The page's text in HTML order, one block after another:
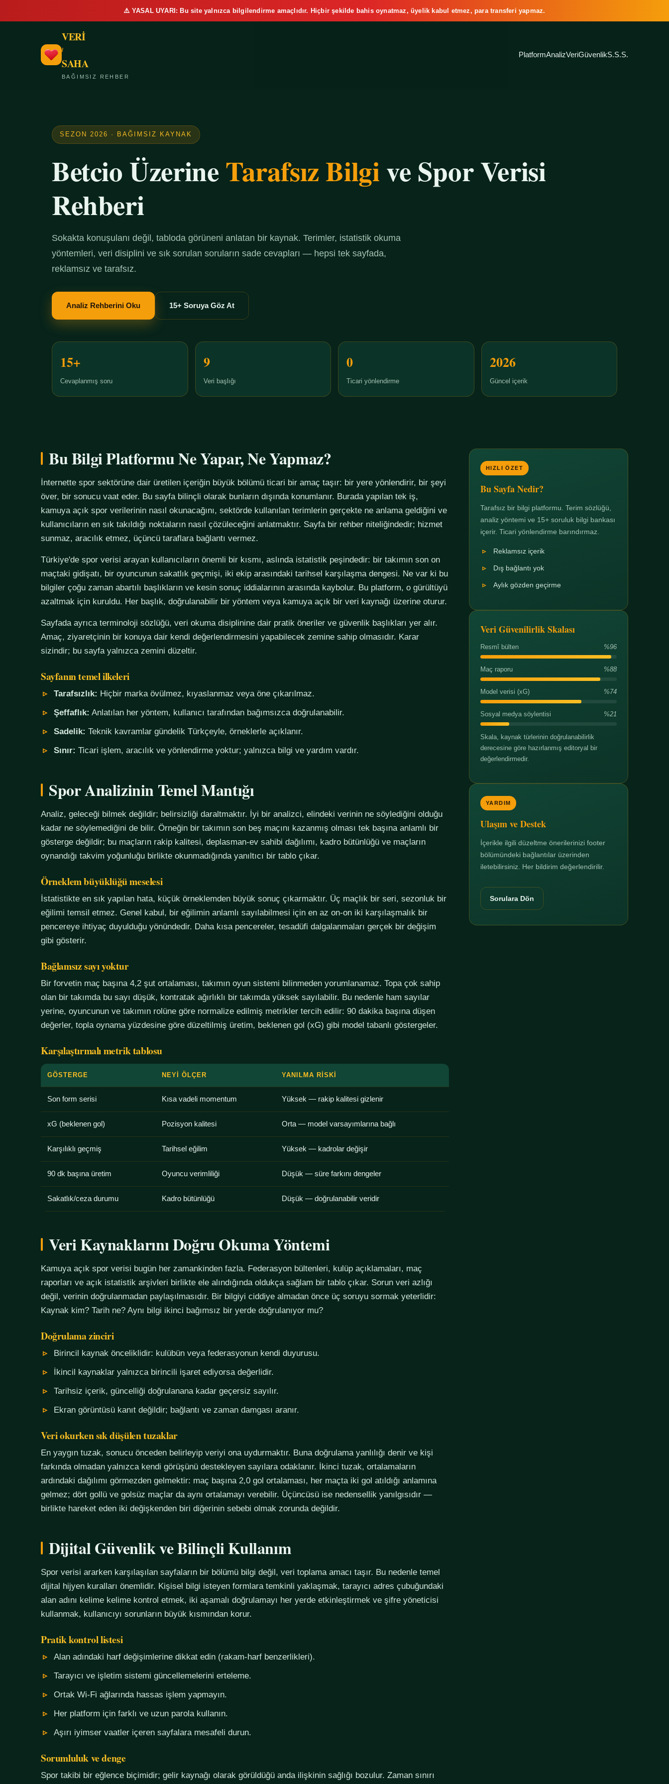
⚠️ YASAL UYARI: Bu site yalnızca bilgilendirme amaçlıdır. Hiçbir şekilde bahis oynatmaz, üyelik kabul etmez, para transferi yapmaz.
VERİ
/
SAHA
BAĞIMSIZ REHBER
PlatformAnalizVeriGüvenlikS.S.S.
SEZON 2026 · BAĞIMSIZ KAYNAK
Betcio ÜzerineTarafsız Bilgive Spor Verisi
Rehberi
Sokakta konuşulanı değil, tabloda görüneni anlatan bir kaynak. Terimler, istatistik okuma
yöntemleri, veri disiplini ve sık sorulan soruların sade cevapları — hepsi tek sayfada,
reklamsız ve tarafsız.
Analiz Rehberini Oku 15+ Soruya Göz At
15+
Cevaplanmış soru
9
Veri başlığı
0
Ticari yönlendirme
2026
Güncel içerik
Bu Bilgi Platformu Ne Yapar, Ne Yapmaz?
İnternette spor sektörüne dair üretilen içeriğin büyük bölümü ticari bir amaç taşır: bir yere yönlendirir, bir şeyi
över, bir sonucu vaat eder. Bu sayfa bilinçli olarak bunların dışında konumlanır. Burada yapılan tek iş,
kamuya açık spor verilerinin nasıl okunacağını, sektörde kullanılan terimlerin gerçekte ne anlama geldiğini ve
kullanıcıların en sık takıldığı noktaların nasıl çözüleceğini anlatmaktır. Sayfa bir rehber niteliğindedir; hizmet
sunmaz, aracılık etmez, üçüncü taraflara bağlantı vermez.
Türkiye'de spor verisi arayan kullanıcıların önemli bir kısmı, aslında istatistik peşindedir: bir takımın son on
maçtaki gidişatı, bir oyuncunun sakatlık geçmişi, iki ekip arasındaki tarihsel karşılaşma dengesi. Ne var ki bu
bilgiler çoğu zaman abartılı başlıkların ve kesin sonuç iddialarının arasında kaybolur. Bu platform, o gürültüyü
azaltmak için kuruldu. Her başlık, doğrulanabilir bir yöntem veya kamuya açık bir veri kaynağı üzerine oturur.
Sayfada ayrıca terminoloji sözlüğü, veri okuma disiplinine dair pratik öneriler ve güvenlik başlıkları yer alır.
Amaç, ziyaretçinin bir konuya dair kendi değerlendirmesini yapabilecek zemine sahip olmasıdır. Karar
sizindir; bu sayfa yalnızca zemini düzeltir.
Sayfanın temel ilkeleri
Tarafsızlık: Hiçbir marka övülmez, kıyaslanmaz veya öne çıkarılmaz.
Şeffaflık: Anlatılan her yöntem, kullanıcı tarafından bağımsızca doğrulanabilir.
Sadelik: Teknik kavramlar gündelik Türkçeyle, örneklerle açıklanır.
Sınır: Ticari işlem, aracılık ve yönlendirme yoktur; yalnızca bilgi ve yardım vardır.
Spor Analizinin Temel Mantığı
Analiz, geleceği bilmek değildir; belirsizliği daraltmaktır. İyi bir analizci, elindeki verinin ne söylediğini olduğu
kadar ne söylemediğini de bilir. Örneğin bir takımın son beş maçını kazanmış olması tek başına anlamlı bir
gösterge değildir; bu maçların rakip kalitesi, deplasman-ev sahibi dağılımı, kadro bütünlüğü ve maçların
oynandığı takvim yoğunluğu birlikte okunmadığında yanıltıcı bir tablo çıkar.
Örneklem büyüklüğü meselesi
İstatistikte en sık yapılan hata, küçük örneklemden büyük sonuç çıkarmaktır. Üç maçlık bir seri, sezonluk bir
eğilimi temsil etmez. Genel kabul, bir eğilimin anlamlı sayılabilmesi için en az on-on iki karşılaşmalık bir
pencereye ihtiyaç duyulduğu yönündedir. Daha kısa pencereler, tesadüfi dalgalanmaları gerçek bir değişim
gibi gösterir.
Bağlamsız sayı yoktur
Bir forvetin maç başına 4,2 şut ortalaması, takımın oyun sistemi bilinmeden yorumlanamaz. Topa çok sahip
olan bir takımda bu sayı düşük, kontratak ağırlıklı bir takımda yüksek sayılabilir. Bu nedenle ham sayılar
yerine, oyuncunun ve takımın rolüne göre normalize edilmiş metrikler tercih edilir: 90 dakika başına düşen
değerler, topla oynama yüzdesine göre düzeltilmiş üretim, beklenen gol (xG) gibi model tabanlı göstergeler.
Karşılaştırmalı metrik tablosu
GÖSTERGE NEYI ÖLÇER YANILMA RISKI
Son form serisi Kısa vadeli momentum Yüksek — rakip kalitesi gizlenir
xG (beklenen gol) Pozisyon kalitesi Orta — model varsayımlarına bağlı
Karşılıklı geçmiş Tarihsel eğilim Yüksek — kadrolar değişir
90 dk başına üretim Oyuncu verimliliği Düşük — süre farkını dengeler
Sakatlık/ceza durumu Kadro bütünlüğü Düşük — doğrulanabilir veridir
Veri Kaynaklarını Doğru Okuma Yöntemi
Kamuya açık spor verisi bugün her zamankinden fazla. Federasyon bültenleri, kulüp açıklamaları, maç
raporları ve açık istatistik arşivleri birlikte ele alındığında oldukça sağlam bir tablo çıkar. Sorun veri azlığı
değil, verinin doğrulanmadan paylaşılmasıdır. Bir bilgiyi ciddiye almadan önce üç soruyu sormak yeterlidir:
Kaynak kim? Tarih ne? Aynı bilgi ikinci bağımsız bir yerde doğrulanıyor mu?
Doğrulama zinciri
Birincil kaynak önceliklidir: kulübün veya federasyonun kendi duyurusu.
İkincil kaynaklar yalnızca birincili işaret ediyorsa değerlidir.
Tarihsiz içerik, güncelliği doğrulanana kadar geçersiz sayılır.
Ekran görüntüsü kanıt değildir; bağlantı ve zaman damgası aranır.
Veri okurken sık düşülen tuzaklar
En yaygın tuzak, sonucu önceden belirleyip veriyi ona uydurmaktır. Buna doğrulama yanlılığı denir ve kişi
farkında olmadan yalnızca kendi görüşünü destekleyen sayılara odaklanır. İkinci tuzak, ortalamaların
ardındaki dağılımı görmezden gelmektir: maç başına 2,0 gol ortalaması, her maçta iki gol atıldığı anlamına
gelmez; dört gollü ve golsüz maçlar da aynı ortalamayı verebilir. Üçüncüsü ise nedensellik yanılgısıdır —
birlikte hareket eden iki değişkenden biri diğerinin sebebi olmak zorunda değildir.
Dijital Güvenlik ve Bilinçli Kullanım
Spor verisi ararken karşılaşılan sayfaların bir bölümü bilgi değil, veri toplama amacı taşır. Bu nedenle temel
dijital hijyen kuralları önemlidir. Kişisel bilgi isteyen formlara temkinli yaklaşmak, tarayıcı adres çubuğundaki
alan adını kelime kelime kontrol etmek, iki aşamalı doğrulamayı her yerde etkinleştirmek ve şifre yöneticisi
kullanmak, kullanıcıyı sorunların büyük kısmından korur.
Pratik kontrol listesi
Alan adındaki harf değişimlerine dikkat edin (rakam-harf benzerlikleri).
Tarayıcı ve işletim sistemi güncellemelerini erteleme.
Ortak Wi-Fi ağlarında hassas işlem yapmayın.
Her platform için farklı ve uzun parola kullanın.
Aşırı iyimser vaatler içeren sayfalara mesafeli durun.
Sorumluluk ve denge
Spor takibi bir eğlence biçimidir; gelir kaynağı olarak görüldüğü anda ilişkinin sağlığı bozulur. Zaman sınırı
HIZLI ÖZET
Bu Sayfa Nedir?
Tarafsız bir bilgi platformu. Terim sözlüğü,
analiz yöntemi ve 15+ soruluk bilgi bankası
içerir. Ticari yönlendirme barındırmaz.
Reklamsız içerik
Dış bağlantı yok
Aylık gözden geçirme
Veri Güvenilirlik Skalası
Resmî bülten %96
Maç raporu %88
Model verisi (xG) %74
Sosyal medya söylentisi %21
Skala, kaynak türlerinin doğrulanabilirlik
derecesine göre hazırlanmış editoryal bir
değerlendirmedir.
YARDIM
Ulaşım ve Destek
İçerikle ilgili düzeltme önerilerinizi footer
bölümündeki bağlantılar üzerinden
iletebilirsiniz. Her bildirim değerlendirilir.
Sorulara Dön